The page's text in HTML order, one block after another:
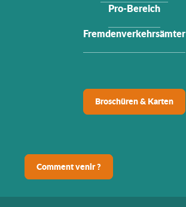
Pro-Bereich
Fremdenverkehrsämter
Broschüren & Karten
Comment venir ?